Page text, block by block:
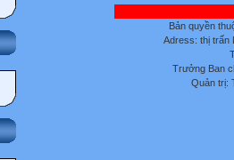
Bản quyền
Adress: thị trấn
Trưởng Ban
Quản trị: